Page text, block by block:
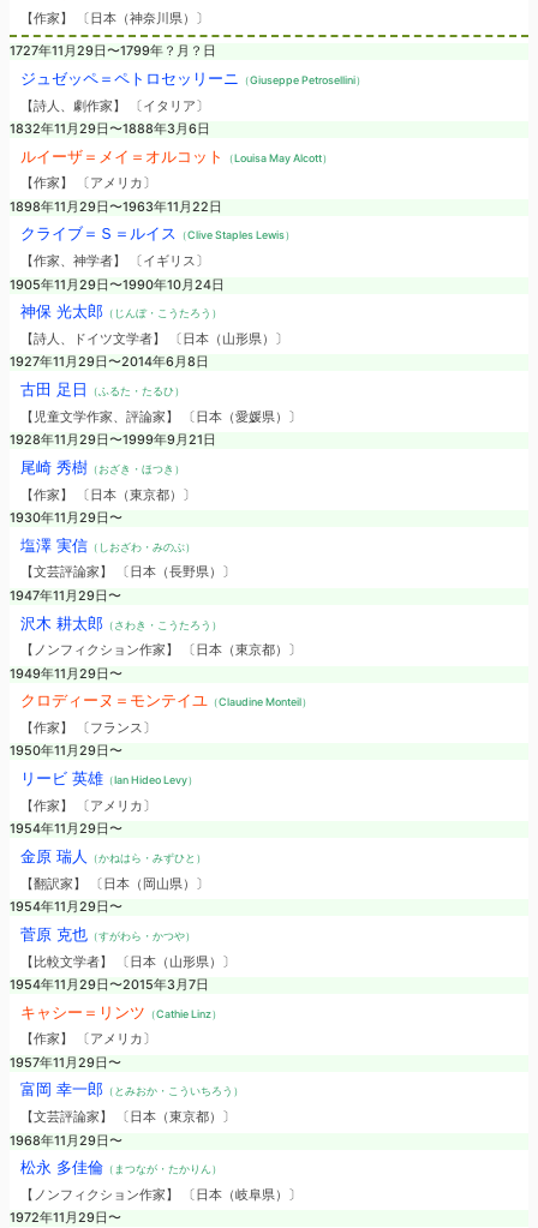
【作家】 〔日本（神奈川県）〕
1727年11月29日〜1799年？月？日
ジュゼッペ＝ペトロセッリーニ （Giuseppe Petrosellini）
【詩人、劇作家】 〔イタリア〕
1832年11月29日〜1888年3月6日
ルイーザ＝メイ＝オルコット （Louisa May Alcott）
【作家】 〔アメリカ〕
1898年11月29日〜1963年11月22日
クライブ＝Ｓ＝ルイス （Clive Staples Lewis）
【作家、神学者】 〔イギリス〕
1905年11月29日〜1990年10月24日
神保 光太郎（じんぼ・こうたろう）
【詩人、ドイツ文学者】 〔日本（山形県）〕
1927年11月29日〜2014年6月8日
古田 足日 （ふるた・たるひ）
【児童文学作家、評論家】 〔日本（愛媛県）〕
1928年11月29日〜1999年9月21日
尾崎 秀樹（おざき・ほつき）
【作家】 〔日本（東京都）〕
1930年11月29日〜
塩澤 実信（しおざわ・みのぶ）
【文芸評論家】 〔日本（長野県）〕
1947年11月29日〜
沢木 耕太郎（さわき・こうたろう）
【ノンフィクション作家】 〔日本（東京都）〕
1949年11月29日〜
クロディーヌ＝モンテイユ（Claudine Monteil）
【作家】 〔フランス〕
1950年11月29日〜
リービ 英雄（Ian Hideo Levy）
【作家】 〔アメリカ〕
1954年11月29日〜
金原 瑞人 （かねはら・みずひと）
【翻訳家】 〔日本（岡山県）〕
1954年11月29日〜
菅原 克也（すがわら・かつや）
【比較文学者】 〔日本（山形県）〕
1954年11月29日〜2015年3月7日
キャシー＝リンツ （Cathie Linz）
【作家】 〔アメリカ〕
1957年11月29日〜
富岡 幸一郎（とみおか・こういちろう）
【文芸評論家】 〔日本（東京都）〕
1968年11月29日〜
松永 多佳倫（まつなが・たかりん）
【ノンフィクション作家】 〔日本（岐阜県）〕
1972年11月29日〜